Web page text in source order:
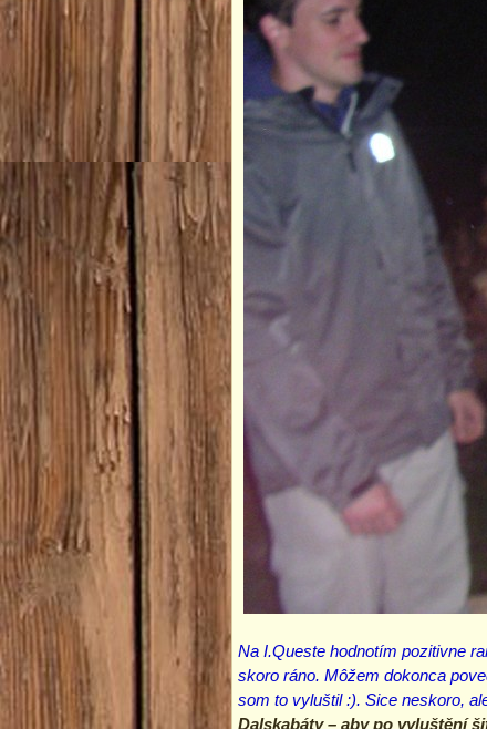
Na I.Queste hodnotím pozitivne
skoro ráno. Môžem dokonca
som to vyluštil :). Sice neskoro,
Dalskabáty – aby po vyluštění